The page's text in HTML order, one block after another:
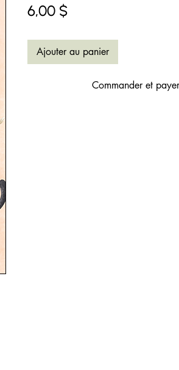
6,00 $Prix
Ajouter au panier
Commander et payer